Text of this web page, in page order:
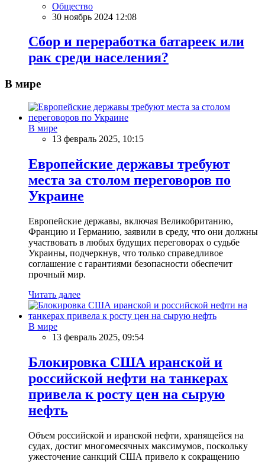
Общество
30 ноябрь 2024 12:08
Сбор и переработка батареек или
рак среди населения?
В мире
В мире
13 февраль 2025, 10:15
Европейские державы требуют
места за столом переговоров по
Украине
Европейские державы, включая Великобританию,
Францию и Германию, заявили в среду, что они должны
участвовать в любых будущих переговорах о судьбе
Украины, подчеркнув, что только справедливое
соглашение с гарантиями безопасности обеспечит
прочный мир.
Читать далее
В мире
13 февраль 2025, 09:54
Блокировка США иранской и
российской нефти на танкерах
привела к росту цен на сырую
нефть
Объем российской и иранской нефти, хранящейся на
судах, достиг многомесячных максимумов, поскольку
ужесточение санкций США привело к сокращению